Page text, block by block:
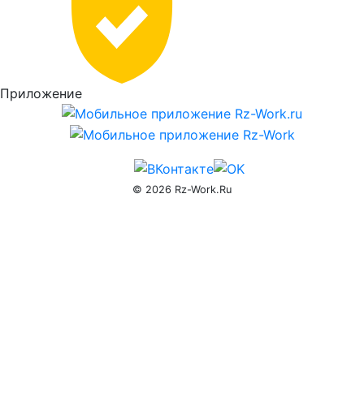
доступа
work.ru
Приложение
© 2026 Rz-Work.Ru